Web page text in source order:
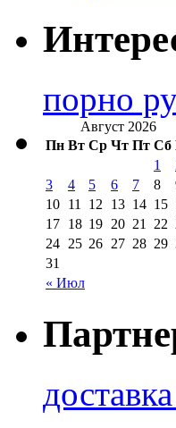
порно
Август 2026
Пн Вт Ср Чт Пт Сб
« Июл
1
3
4 5 6 7 8
10 11 12 13 14 15
17 18 19 20 21 22
24 25 26 27 28 29
31